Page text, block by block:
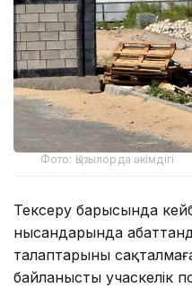
Фото: Қызылорда әкімдігі
Тексеру барысында
нысандарында
талаптарының
байланысты учаскелік